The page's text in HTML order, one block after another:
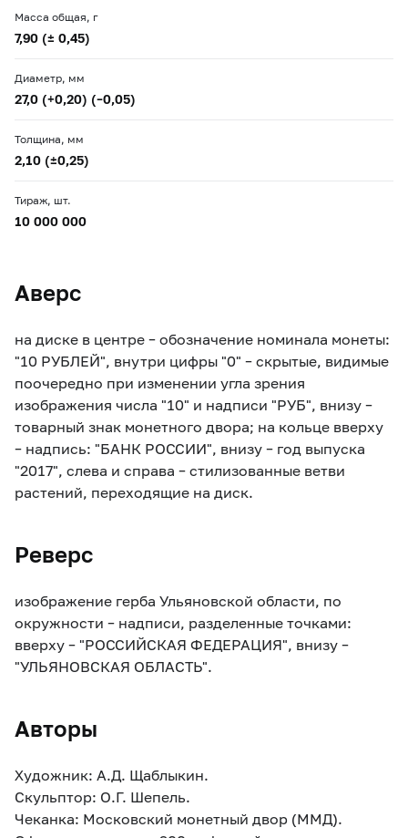
Масса общая, г
7,90 (± 0,45)
Диаметр, мм
27,0 (+0,20) (–0,05)
Толщина, мм
2,10 (±0,25)
Тираж, шт.
10 000 000
Аверс
на диске в центре – обозначение номинала монеты:
"10 РУБЛЕЙ", внутри цифры "0" – скрытые, видимые
поочередно при изменении угла зрения
изображения числа "10" и надписи "РУБ", внизу –
товарный знак монетного двора; на кольце вверху
– надпись: "БАНК РОССИИ", внизу – год выпуска
"2017", слева и справа – стилизованные ветви
растений, переходящие на диск.
Реверс
изображение герба Ульяновской области, по
окружности – надписи, разделенные точками:
вверху – "РОССИЙСКАЯ ФЕДЕРАЦИЯ", внизу –
"УЛЬЯНОВСКАЯ ОБЛАСТЬ".
Авторы
Художник: А.Д. Щаблыкин.
Скульптор: О.Г. Шепель.
Чеканка: Московский монетный двор (ММД).